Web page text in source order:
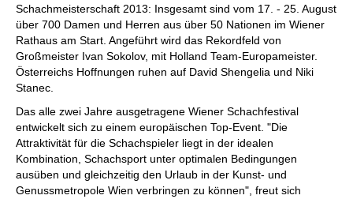
Schachmeisterschaft 2013: Insgesamt sind vom 17. - 25. August
über 700 Damen und Herren aus über 50 Nationen im Wiener
Rathaus am Start. Angeführt wird das Rekordfeld von
Großmeister Ivan Sokolov, mit Holland Team-Europameister.
Österreichs Hoffnungen ruhen auf David Shengelia und Niki
Stanec.
Das alle zwei Jahre ausgetragene Wiener Schachfestival
entwickelt sich zu einem europäischen Top-Event. "Die
Attraktivität für die Schachspieler liegt in der idealen
Kombination, Schachsport unter optimalen Bedingungen
ausüben und gleichzeitig den Urlaub in der Kunst- und
Genussmetropole Wien verbringen zu können", freut sich